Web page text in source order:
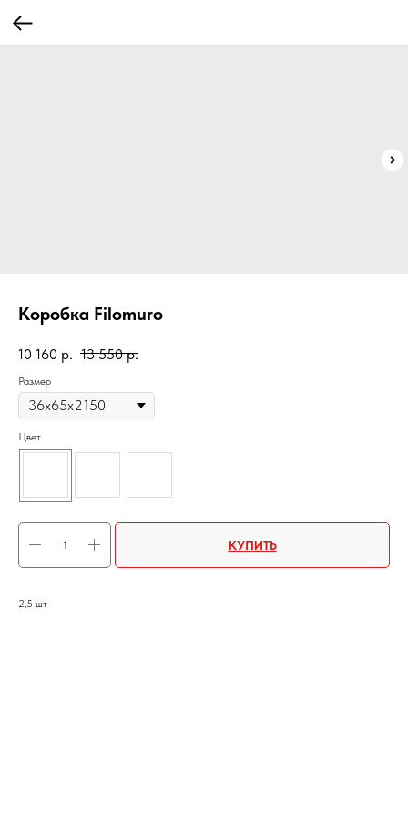
Коробка Filomuro
10 160 р. 13 550 р.
Размер
Цвет
КУПИТЬ
2,5 шт